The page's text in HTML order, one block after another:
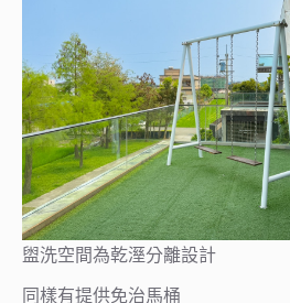
盥洗空間為乾溼分離設計
同樣有提供免治馬桶